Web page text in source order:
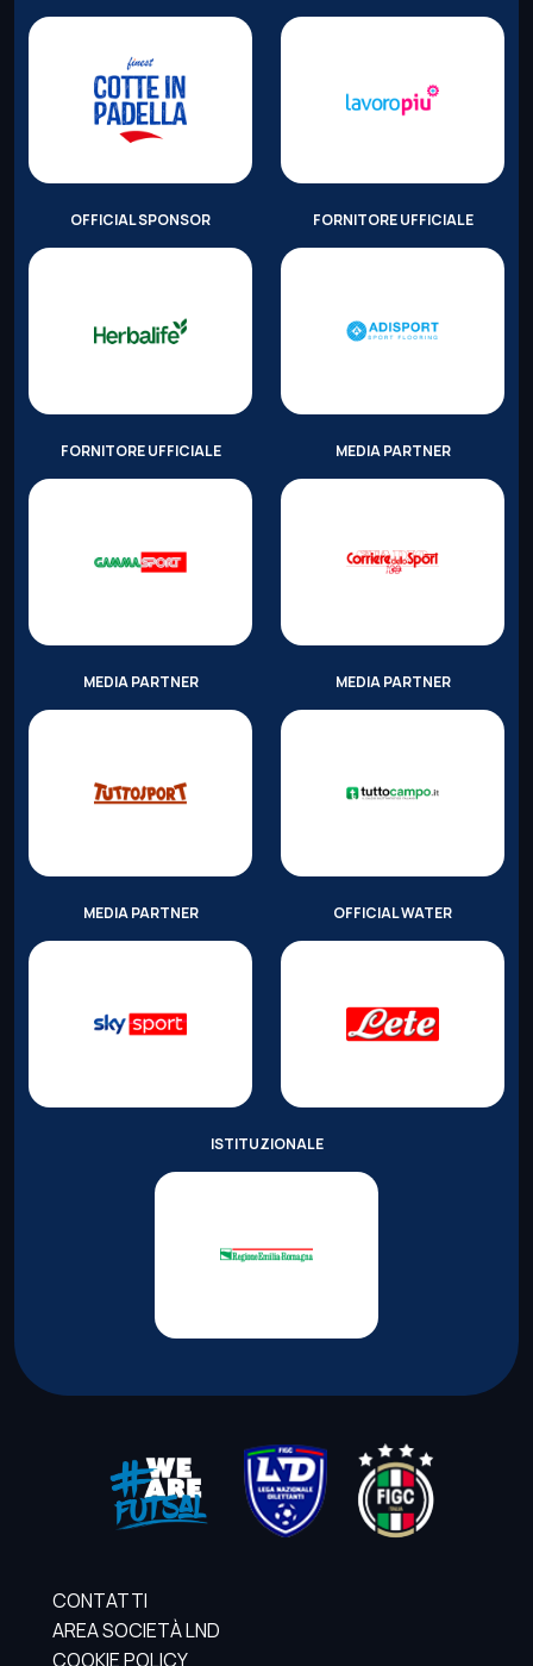
OFFICIAL SPONSOR FORNITORE UFFICIALE
FORNITORE UFFICIALE MEDIA PARTNER
MEDIA PARTNER MEDIA PARTNER
MEDIA PARTNER OFFICIAL WATER
ISTITUZIONALE
CONTATTI
AREA SOCIETÀ LND
COOKIE POLICY